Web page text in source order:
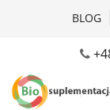
BLOG